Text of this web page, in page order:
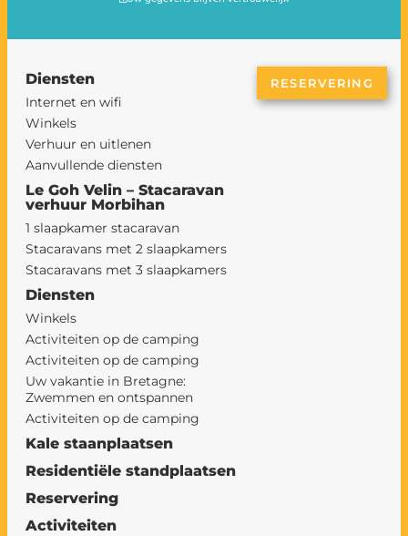
Diensten
Internet en wifi
Winkels
Verhuur en uitlenen
Aanvullende diensten
Le Goh Velin – Stacaravan
verhuur Morbihan
1 slaapkamer stacaravan
Stacaravans met 2 slaapkamers
Stacaravans met 3 slaapkamers
Diensten
Winkels
Activiteiten op de camping
Activiteiten op de camping
Uw vakantie in Bretagne:
Zwemmen en ontspannen
Activiteiten op de camping
Kale staanplaatsen
Residentiële standplaatsen
Reservering
Activiteiten
RESERVERING